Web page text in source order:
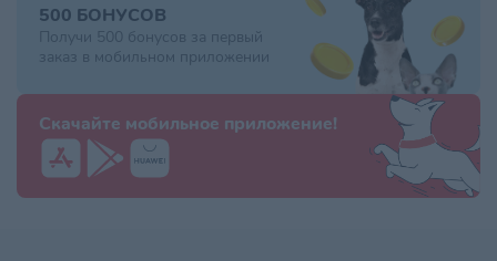
500 БОНУСОВ
Получи 500 бонусов за первый
заказ в мобильном приложении
Скачайте мобильное приложение!